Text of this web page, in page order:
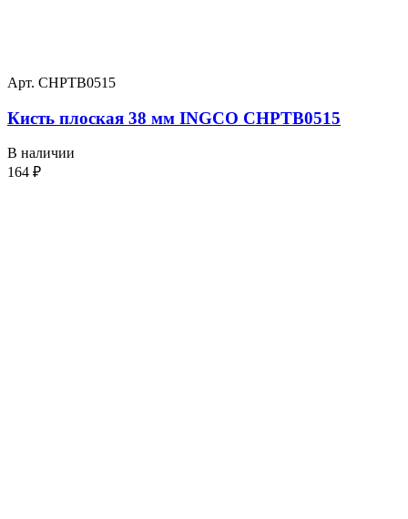
Арт. CHPTB0515
Кисть плоская 38 мм INGCO CHPTB0515
В наличии
164 ₽